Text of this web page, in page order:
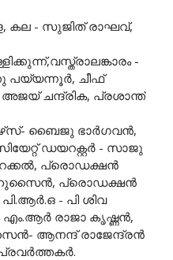
കല - സുജിത് രാഘവ്,
-
പയ്യന്നൂർ, ചീഫ്
ചന്ദ്രിക, പ്രശാന്ത്
ബൈജു ഭാർഗവൻ,
ഡയറക്റ്റർ - സാജു
പ്രൊഡക്ഷൻ
ഹുസൈൻ, പ്രൊഡക്ഷൻ
- പി ശിവ
എം.ആർ രാജാ കൃഷ്ണൻ,
ആനന്ദ് രാജേന്ദ്രൻ